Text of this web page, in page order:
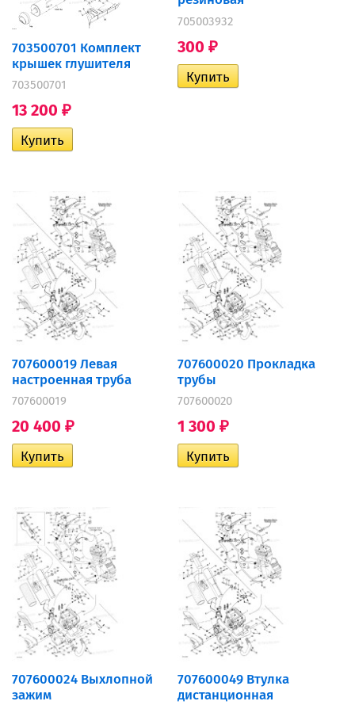
703500701 Комплект
крышек глушителя
703500701
13 200 ₽
705003932
300 ₽
707600019 Левая
настроенная труба
707600019
20 400 ₽
707600020 Прокладка
трубы
707600020
1 300 ₽
707600024 Выхлопной
зажим
707600049 Втулка
дистанционная